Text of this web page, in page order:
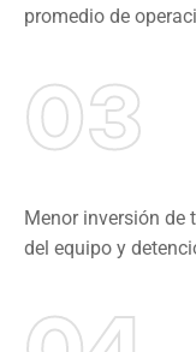
promedio de
03
Menor inversión de
del equipo y